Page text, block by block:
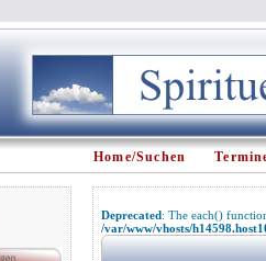
Home/Suchen
Deprecated: The each()
/var/www/vhosts/